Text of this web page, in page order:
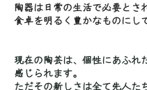
陶器は日常の生活で必要とさ
食卓を明るく豊かなものにし
現在の陶芸は、個性にあふれ
感じられます。
ただその新しさは全て先人た